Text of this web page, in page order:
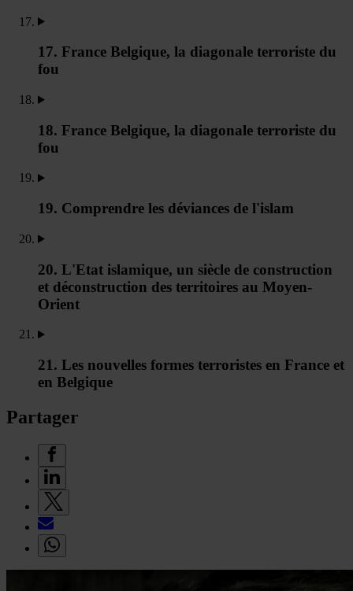
17. France Belgique, la diagonale terroriste du
fou
18. France Belgique, la diagonale terroriste du
fou
19. Comprendre les déviances de l'islam
20. L'Etat islamique, un siècle de construction
et déconstruction des territoires au Moyen-
Orient
21. Les nouvelles formes terroristes en France et
en Belgique
Partager